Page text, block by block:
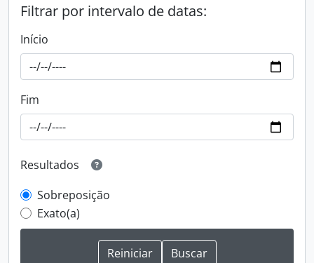
Filtrar por intervalo de datas:
Início
Fim
Resultados
Sobreposição
Exato(a)